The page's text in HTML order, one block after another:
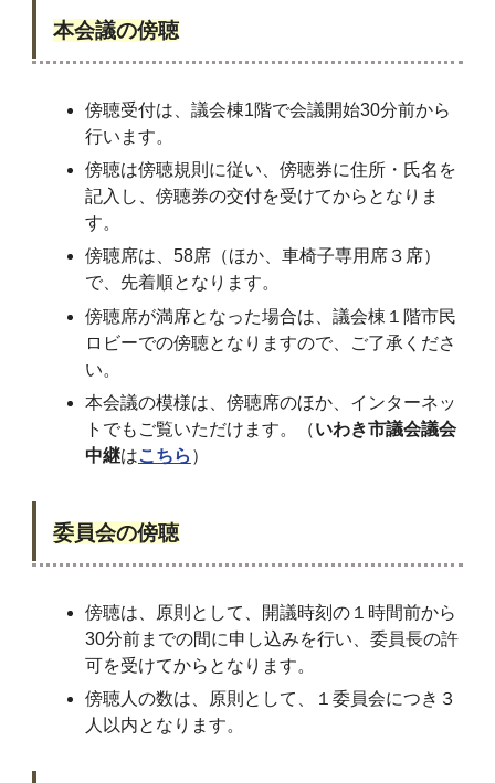
本会議の傍聴
傍聴受付は、議会棟1階で会議開始30分前から
行います。
傍聴は傍聴規則に従い、傍聴券に住所・氏名を
記入し、傍聴券の交付を受けてからとなりま
す。
傍聴席は、58席（ほか、車椅子専用席３席）
で、先着順となります。
傍聴席が満席となった場合は、議会棟１階市民
ロビーでの傍聴となりますので、ご了承くださ
い。
本会議の模様は、傍聴席のほか、インターネッ
トでもご覧いただけます。（いわき市議会議会
中継はこちら ）
委員会の傍聴
傍聴は、原則として、開議時刻の１時間前から
30分前までの間に申し込みを行い、委員長の許
可を受けてからとなります。
傍聴人の数は、原則として、１委員会につき３
人以内となります。